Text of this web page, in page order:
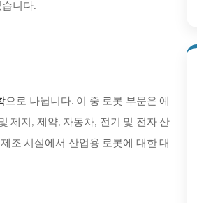
니다.
으로 나뉩니다. 이 중 로봇 부문은 예
제지, 제약, 자동차, 전기 및 전자 산
조 시설에서 산업용 로봇에 대한 대